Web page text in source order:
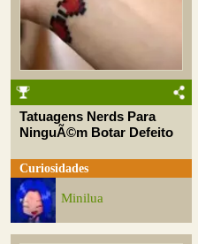
Tatuagens Nerds Para
NinguÃ©m Botar Defeito
Curiosidades
Minilua